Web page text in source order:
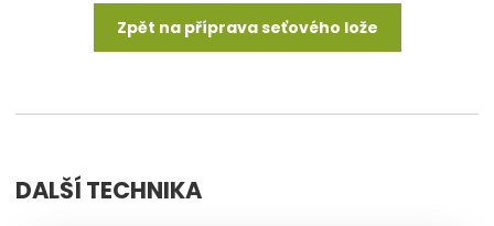
Zpět na příprava seťového lože
DALŠÍ TECHNIKA